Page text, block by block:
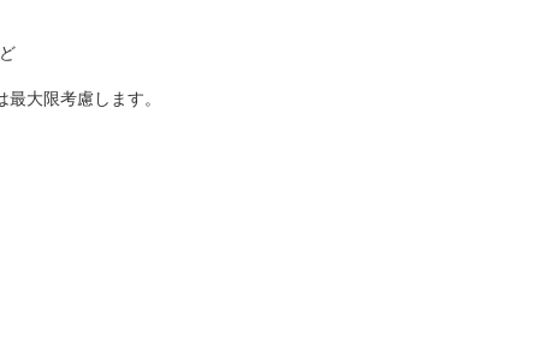
大限考慮します。